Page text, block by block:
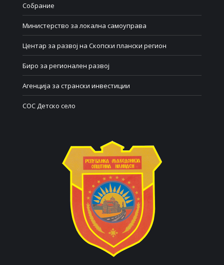
Собрание
Министерство за локална самоуправа
Центар за развој на Скопски плански регион
Биро за регионален развој
Агенција за странски инвестиции
СОС Детско село